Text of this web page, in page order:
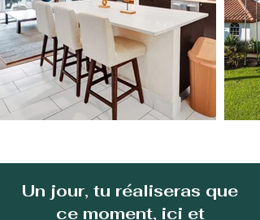
Un jour, tu réaliseras que
ce moment, ici et